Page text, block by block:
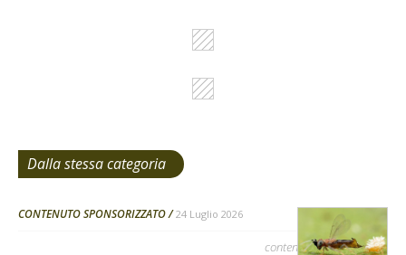
Dalla stessa categoria
CONTENUTO SPONSORIZZATO 24 Luglio 2026
contenuto sponsorizzato